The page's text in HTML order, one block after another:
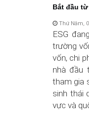
Bắt đầu
Thứ Năm,
ESG
trường
vốn, chi
nhà đầu
tham gia
sinh thái
vực và